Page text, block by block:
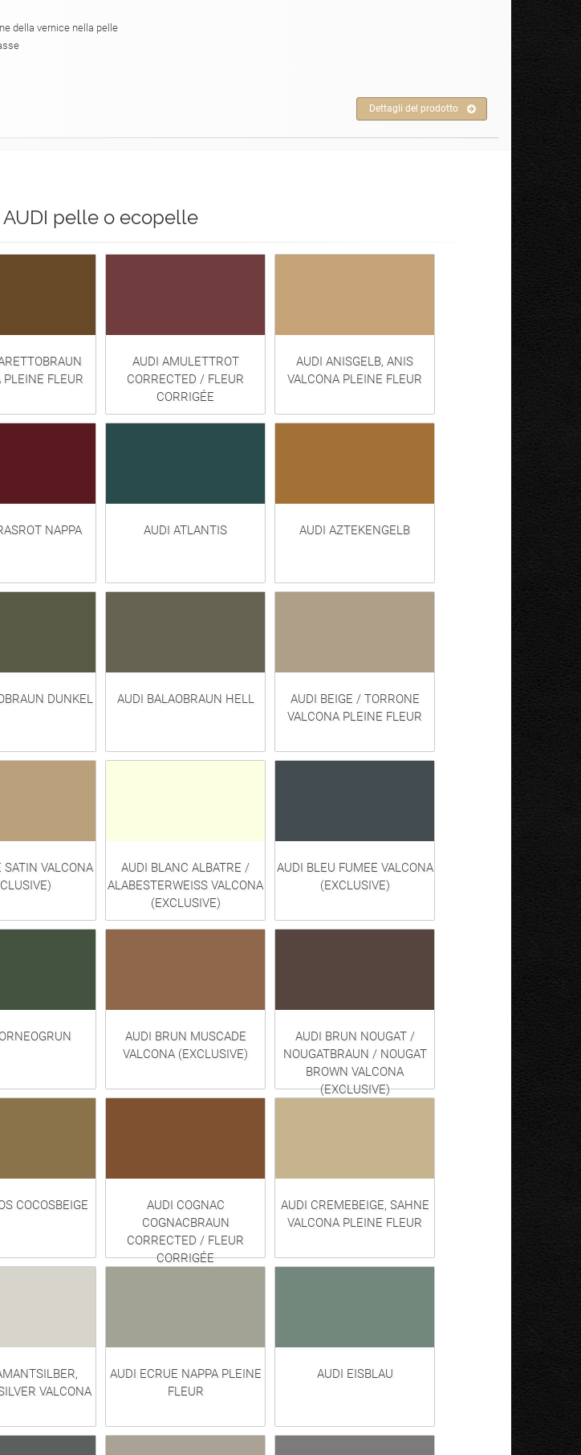
della vernice nella pelle
Dettagli del prodotto
pelle o ecopelle
PLEINE FLEUR
AUDI AMULETTROT
CORRECTED / FLEUR
CORRIGÉE
AUDI ANISGELB, ANIS
VALCONA PLEINE FLEUR
NAPPA AUDI ATLANTIS AUDI AZTEKENGELB
DUNKEL AUDI BALAOBRAUN HELL
AUDI BEIGE / TORRONE
VALCONA PLEINE FLEUR
SATIN VALCONA
AUDI BLANC ALBATRE /
ALABESTERWEISS VALCONA
(EXCLUSIVE)
AUDI BLEU FUMEE VALCONA
(EXCLUSIVE)
AUDI BRUN MUSCADE
VALCONA (EXCLUSIVE)
AUDI BRUN NOUGAT /
NOUGATBRAUN / NOUGAT
BROWN VALCONA
(EXCLUSIVE)
COCOSBEIGE
AUDI COGNAC
COGNACBRAUN
CORRECTED / FLEUR
CORRIGÉE
AUDI CREMEBEIGE, SAHNE
VALCONA PLEINE FLEUR
VALCONA
AUDI ECRUE NAPPA PLEINE
FLEUR
AUDI EISBLAU